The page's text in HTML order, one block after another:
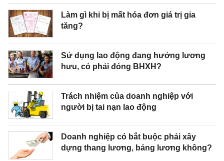
Làm gì khi bị mất hóa đơn giá trị gia
tăng?
Sử dụng lao động đang hưởng lương
hưu, có phải đóng BHXH?
Trách nhiệm của doanh nghiệp với
người bị tai nạn lao động
Doanh nghiệp có bắt buộc phải xây
dựng thang lương, bảng lương không?